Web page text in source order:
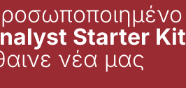
Starter Kit
νέα μας